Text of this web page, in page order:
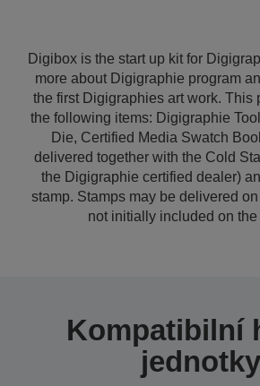
Digibox is the start up kit for
more about Digigraphie program
the first Digigraphies art work. This
the following items: Digigraphie
Die, Certified Media Swatch
delivered together with the Cold
the Digigraphie certified dealer)
stamp. Stamps may be delivered
not initially included on
Kompatibilní
jednotky